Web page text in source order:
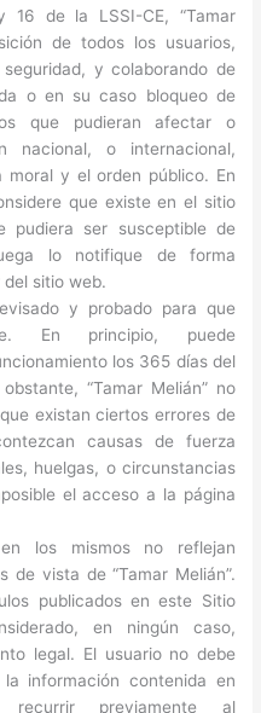
de la LSSI-CE, “Tamar
de todos los usuarios,
y colaborando de
o en su caso bloqueo de
que pudieran afectar o
nacional, o internacional,
y el orden público. En
que existe en el sitio
pudiera ser susceptible de
lo notifique de forma
sitio web.
y probado para que
En principio, puede
los 365 días del
“Tamar Melián” no
existan ciertos errores de
causas de fuerza
huelgas, o circunstancias
el acceso a la página
los mismos no reflejan
de vista de “Tamar Melián”.
publicados en este Sitio
en ningún caso,
legal. El usuario no debe
información contenida en
previamente al